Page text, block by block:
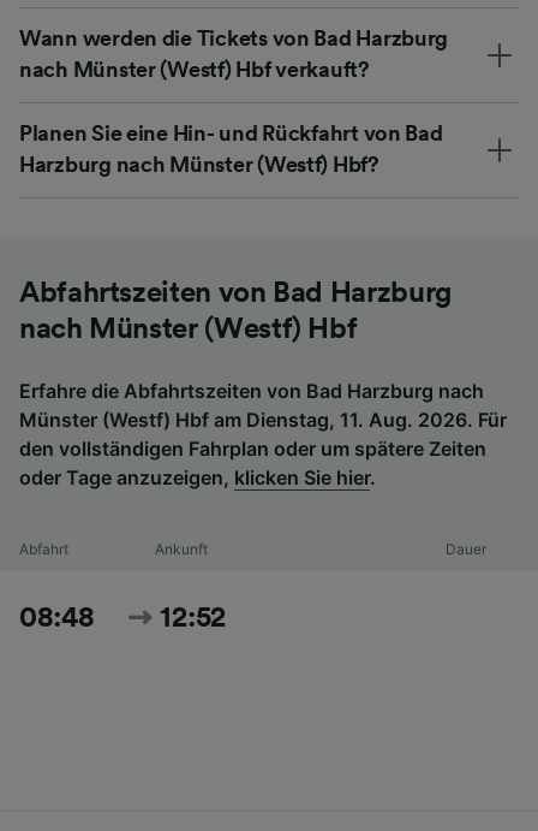
Wann werden die Tickets von Bad Harzburg
nach Münster (Westf) Hbf verkauft?
Planen Sie eine Hin- und Rückfahrt von Bad
Harzburg nach Münster (Westf) Hbf?
Abfahrtszeiten von Bad Harzburg
nach Münster (Westf) Hbf
Erfahre die Abfahrtszeiten von Bad Harzburg nach
Münster (Westf) Hbf am Dienstag, 11. Aug. 2026. Für
den vollständigen Fahrplan oder um spätere Zeiten
oder Tage anzuzeigen, klicken Sie hier.
Abfahrt Ankunft Dauer
08:48 12:52